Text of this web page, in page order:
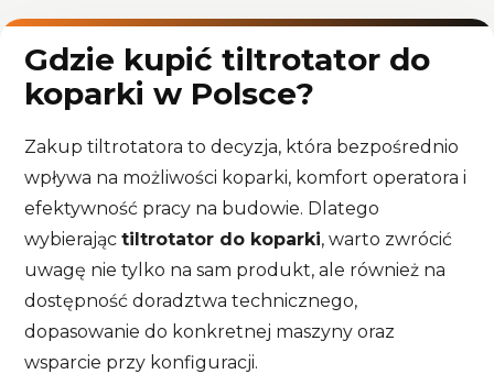
Gdzie kupić tiltrotator do
koparki w Polsce?
Zakup tiltrotatora to decyzja, która bezpośrednio
wpływa na możliwości koparki, komfort operatora i
efektywność pracy na budowie. Dlatego
wybierająctiltrotator do koparki, warto zwrócić
uwagę nie tylko na sam produkt, ale również na
dostępność doradztwa technicznego,
dopasowanie do konkretnej maszyny oraz
wsparcie przy konfiguracji.